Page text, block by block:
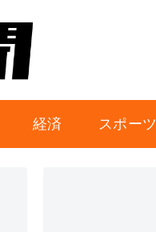
経済 スポーツ